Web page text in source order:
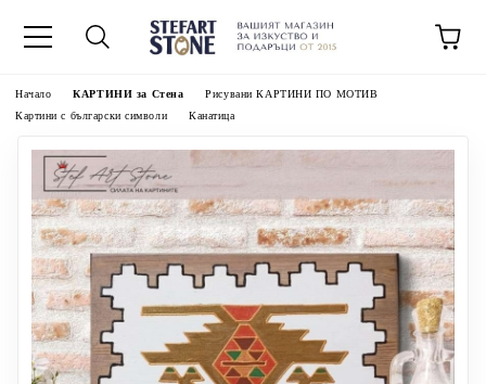
Начало КАРТИНИ за Стена
Рисувани КАРТИНИ ПО МОТИВ
Картини с български символи
Канатица